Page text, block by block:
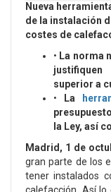
Nueva
de la instalación
costes de
• La norma
superior a
•
La
la Ley, así
Madrid, 1 de
gran parte de los
tener instalados